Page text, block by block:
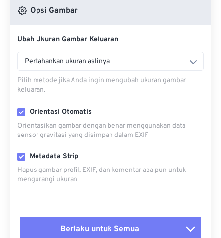
Opsi Gambar
Ubah Ukuran Gambar Keluaran
Pertahankan ukuran aslinya
Pilih metode jika Anda ingin mengubah ukuran gambar
keluaran.
Orientasi Otomatis
Orientasikan gambar dengan benar menggunakan data
sensor gravitasi yang disimpan dalam EXIF
Metadata Strip
Hapus gambar profil, EXIF, dan komentar apa pun untuk
mengurangi ukuran
Berlaku untuk Semua